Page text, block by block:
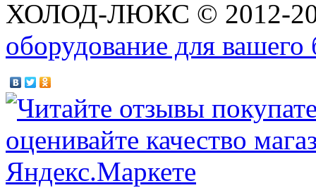
ХОЛОД-ЛЮКС © 2012-
оборудование для вашего